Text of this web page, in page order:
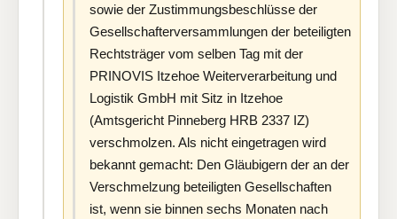
sowie der Zustimmungsbeschlüsse der
Gesellschafterversammlungen der beteiligten
Rechtsträger vom selben Tag mit der
PRINOVIS Itzehoe Weiterverarbeitung und
Logistik GmbH mit Sitz in Itzehoe
(Amtsgericht Pinneberg HRB 2337 IZ)
verschmolzen. Als nicht eingetragen wird
bekannt gemacht: Den Gläubigern der an der
Verschmelzung beteiligten Gesellschaften
ist, wenn sie binnen sechs Monaten nach